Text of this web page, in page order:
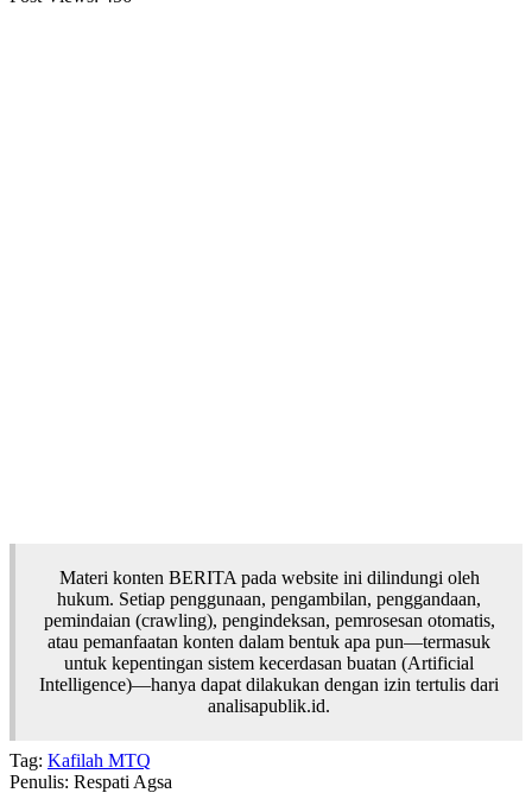
Materi konten BERITA pada website ini dilindungi oleh
hukum. Setiap penggunaan, pengambilan, penggandaan,
pemindaian (crawling), pengindeksan, pemrosesan otomatis,
atau pemanfaatan konten dalam bentuk apa pun—termasuk
untuk kepentingan sistem kecerdasan buatan (Artificial
Intelligence)—hanya dapat dilakukan dengan izin tertulis dari
analisapublik.id.
Tag: Kafilah MTQ
Penulis: Respati Agsa